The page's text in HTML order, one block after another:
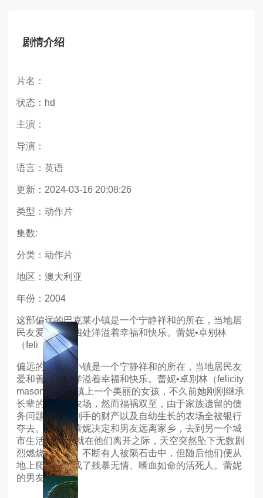
剧情介绍
片名：
状态：hd
主演：
导演：
语言：英语
更新：2024-03-16 20:08:26
类型：动作片
集数:
分类：动作片
地区：澳大利亚
年份：2004
这部偏远的巴克莱小镇是一个宁静祥和的所在，当地居
民友爱和善，四处洋溢着幸福和快乐。蕾妮•卓别林
（feli
偏远的巴克莱小镇是一个宁静祥和的所在，当地居民友
爱和善，四处洋溢着幸福和快乐。蕾妮•卓别林（felicity
mason 饰）是镇上一个美丽的女孩，不久前她刚刚继承
长辈的遗产和农场，然而福祸双至，由于家族遗留的债
务问题，刚刚到手的财产以及自幼生长的农场全被银行
夺去。伤心的蕾妮决定和男友远离家乡，去到另一个城
市生活。 就在他们离开之际，天空突然坠下无数剧
烈燃烧的陨石。不断有人被陨石击中，但随后他们便从
地上爬起，变成了残暴无情、嗜血如命的活死人。蕾妮
的男友也不例